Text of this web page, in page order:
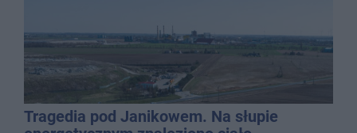
Tragedia pod Janikowem. Na słupie